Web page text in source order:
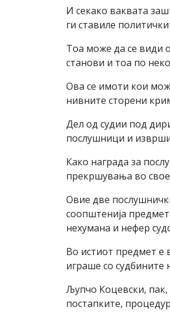
И секако ваквата
ги ставиле
Тоа може да се види
станови и тоа по
Ова се имоти кои
нивните сторени
Дел од судии под
послушници и
Како награда за
прекршувања во
Овие две
соопштенија
нехумана и нефер
Во истиот предмет е
играше со судбините
Љупчо Коцевски, пак,
постапките,